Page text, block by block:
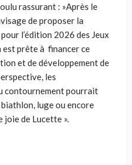
rassurant : »Après le
de proposer la
l’édition 2026 des Jeux
est prête à financer ce
et de développement de
les
contournement pourrait
luge ou encore
joie de Lucette ».